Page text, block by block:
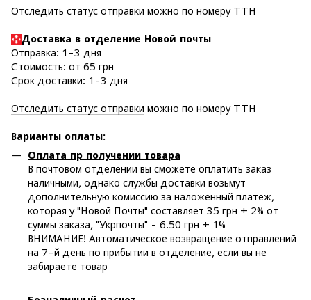
Отследить статус отправки можно по номеру ТТН
Доставка в отделение Новой почты
Отправка: 1-3 дня
Стоимость: от 65 грн
Срок доставки: 1-3 дня
Отследить статус отправки можно по номеру ТТН
Варианты оплаты:
Оплата пр получении товара
В почтовом отделении вы сможете оплатить заказ
наличными, однако службы доставки возьмут
дополнительную комиссию за наложенный платеж,
которая у "Новой Почты" составляет 35 грн + 2% от
суммы заказа, "Укрпочты" - 6.50 грн + 1%
ВНИМАНИЕ! Автоматическое возвращение отправлений
на 7-й день по прибытии в отделение, если вы не
забираете товар